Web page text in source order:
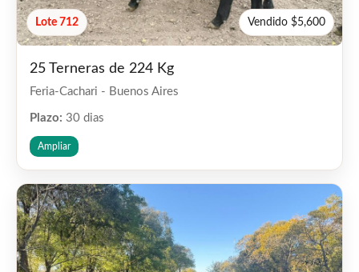
Lote 712 Vendido $5,600
25 Terneras de 224 Kg
Feria-Cachari - Buenos Aires
Plazo: 30 dias
Ampliar